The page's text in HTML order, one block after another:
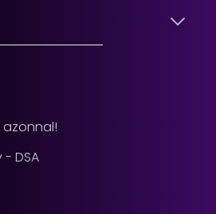
azonnal!
DSA